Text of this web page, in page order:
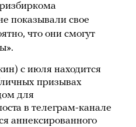
показывали свое
что они смогут
с июля находится
призывах
для
в телеграм-канале
аннексированного